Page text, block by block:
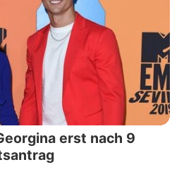
erst nach 9